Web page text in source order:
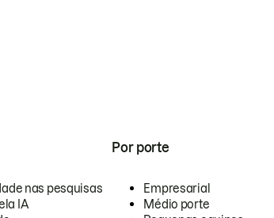
nas pesquisas
IA
Por porte
Empresarial
Médio porte